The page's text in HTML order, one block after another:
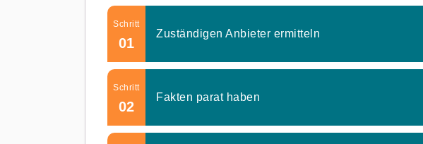
Schritt
01
Zuständigen Anbieter ermitteln
Schritt
02
Fakten parat haben